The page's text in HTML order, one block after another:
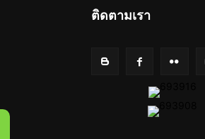
ติดตามเรา